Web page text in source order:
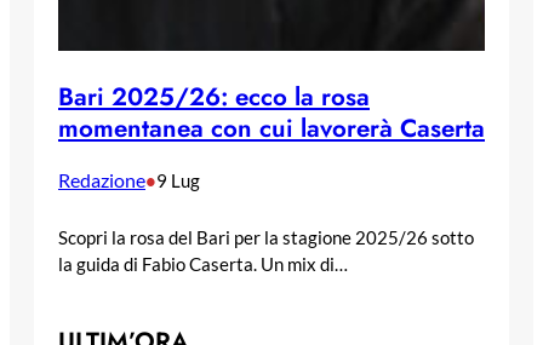
Bari 2025/26: ecco la rosa
momentanea con cui lavorerà Caserta
Redazione•9 Lug
Scopri la rosa del Bari per la stagione 2025/26 sotto
la guida di Fabio Caserta. Un mix di…